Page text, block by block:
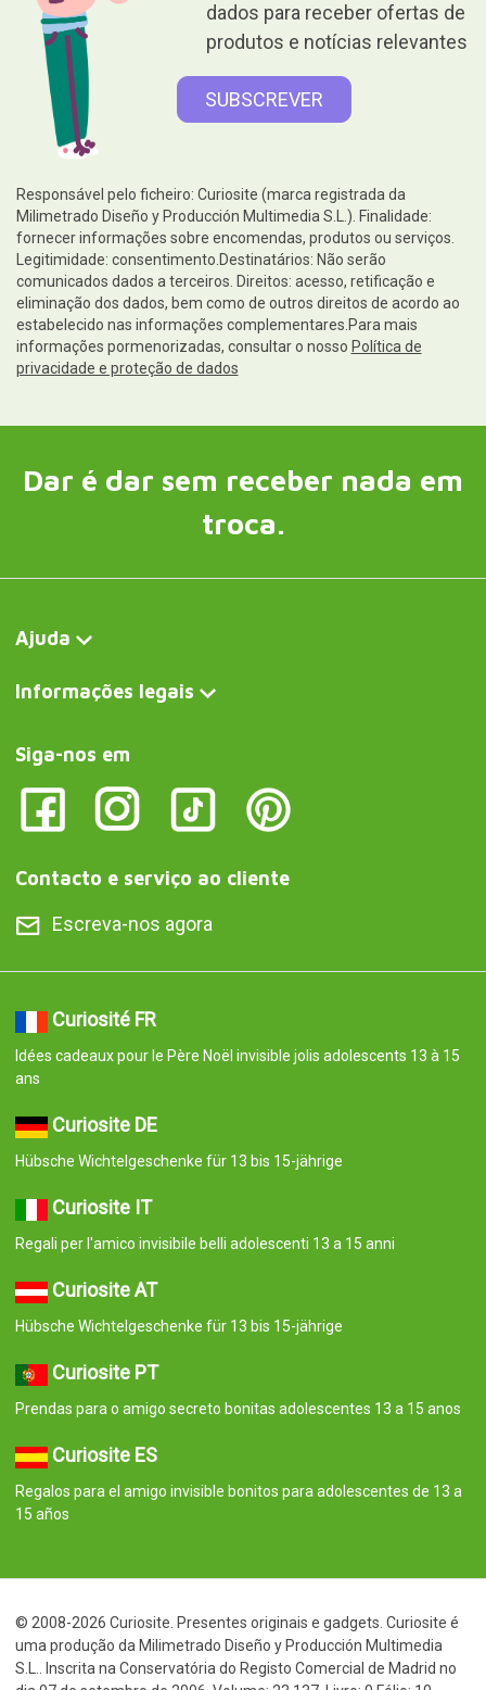
dados para receber ofertas de
produtos e notícias relevantes
Responsável pelo ficheiro: Curiosite (marca registrada da
Milimetrado Diseño y Producción Multimedia S.L.). Finalidade:
fornecer informações sobre encomendas, produtos ou serviços.
Legitimidade: consentimento.Destinatários: Não serão
comunicados dados a terceiros. Direitos: acesso, retificação e
eliminação dos dados, bem como de outros direitos de acordo ao
estabelecido nas informações complementares.Para mais
informações pormenorizadas, consultar o nosso Política de
privacidade e proteção de dados
Dar é dar sem receber nada em
troca.
Ajuda
Informações legais
Siga-nos em
Contacto e serviço ao cliente
Escreva-nos agora
Curiosité FR
Idées cadeaux pour le Père Noël invisible jolis adolescents 13 à 15
ans
Curiosite DE
Hübsche Wichtelgeschenke für 13 bis 15-jährige
Curiosite IT
Regali per l'amico invisibile belli adolescenti 13 a 15 anni
Curiosite AT
Hübsche Wichtelgeschenke für 13 bis 15-jährige
Curiosite PT
Prendas para o amigo secreto bonitas adolescentes 13 a 15 anos
Curiosite ES
Regalos para el amigo invisible bonitos para adolescentes de 13 a
15 años
© 2008-2026 Curiosite. Presentes originais e gadgets. Curiosite é
uma produção da Milimetrado Diseño y Producción Multimedia
S.L.. Inscrita na Conservatória do Registo Comercial de Madrid no